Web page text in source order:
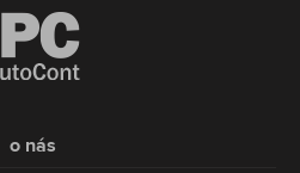
o nás